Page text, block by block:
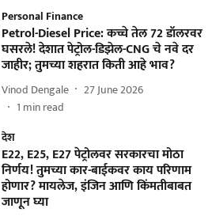
Personal Finance
Petrol-Diesel Price: कच्चे तेल 72 डॉलरवर
घसरले! देशात पेट्रोल-डिझेल-CNG चे नवे दर
जाहीर; तुमच्या शहरात किती आहे भाव?
Vinod Dengale
27 June 2026
1 min read
देश
E22, E25, E27 पेट्रोलवर सरकारचा मोठा
निर्णय! तुमच्या कार-बाईकवर काय परिणाम
होणार? मायलेज, इंजिन आणि किंमतीबाबत
जाणून घ्या